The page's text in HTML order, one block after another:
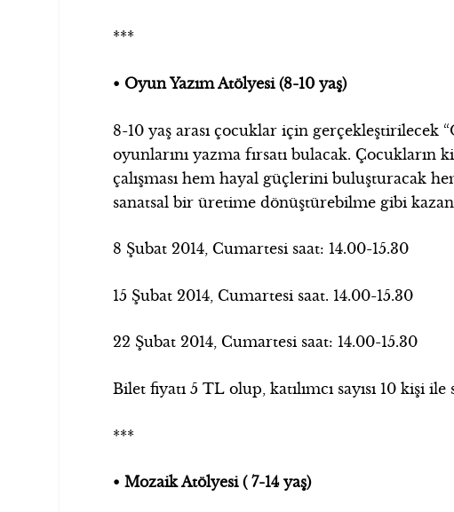
***
• Oyun Yazım Atölyesi (8-10 yaş)
8-10 yaş arası çocuklar için gerçekleştirilecek
oyunlarını yazma fırsatı bulacak. Çocukların
çalışması hem hayal güçlerini buluşturacak
sanatsal bir üretime dönüştürebilme gibi
8 Şubat 2014, Cumartesi saat: 14.00-15.30
15 Şubat 2014, Cumartesi saat. 14.00-15.30
22 Şubat 2014, Cumartesi saat: 14.00-15.30
Bilet fiyatı 5 TL olup, katılımcı sayısı 10 kişi ile
***
• Mozaik Atölyesi ( 7-14 yaş)